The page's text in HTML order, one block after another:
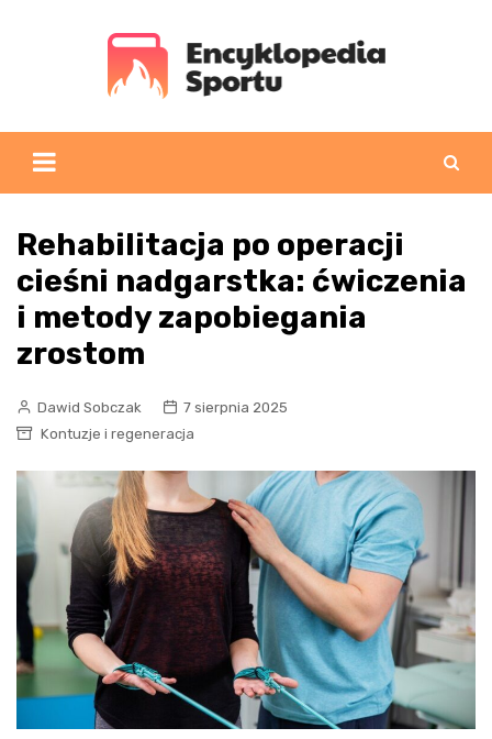
Rehabilitacja po operacji
cieśni nadgarstka: ćwiczenia
i metody zapobiegania
zrostom
Dawid Sobczak
7 sierpnia 2025
Kontuzje i regeneracja